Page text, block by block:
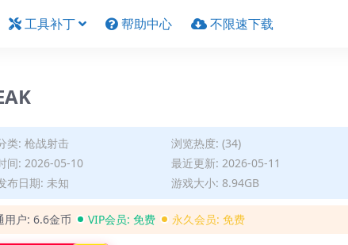
工具补丁 帮助中心 不限速下载
类: 枪战射击
浏览热度: (34)
间: 2026-05-10
最近更新: 2026-05-11
布日期: 未知
游戏大小: 8.94GB
用户: 6.6金币 VIP会员: 免费 永久会员: 免费